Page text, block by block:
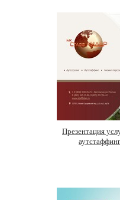
Презентация